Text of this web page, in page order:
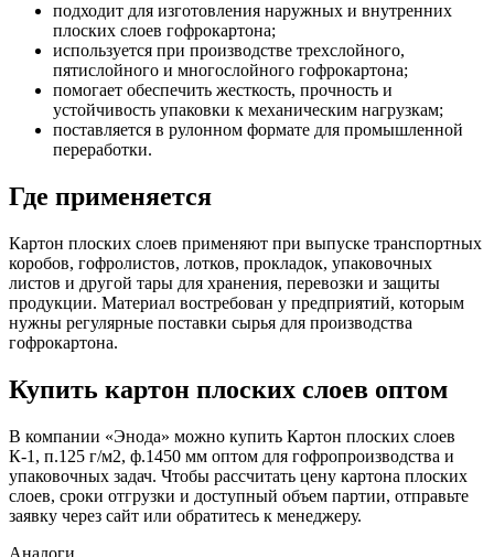
подходит для изготовления наружных и внутренних
плоских слоев гофрокартона;
используется при производстве трехслойного,
пятислойного и многослойного гофрокартона;
помогает обеспечить жесткость, прочность и
устойчивость упаковки к механическим нагрузкам;
поставляется в рулонном формате для промышленной
переработки.
Где применяется
Картон плоских слоев применяют при выпуске транспортных
коробов, гофролистов, лотков, прокладок, упаковочных
листов и другой тары для хранения, перевозки и защиты
продукции. Материал востребован у предприятий, которым
нужны регулярные поставки сырья для производства
гофрокартона.
Купить картон плоских слоев оптом
В компании «Энода» можно купить Картон плоских слоев
К-1, п.125 г/м2, ф.1450 мм оптом для гофропроизводства и
упаковочных задач. Чтобы рассчитать цену картона плоских
слоев, сроки отгрузки и доступный объем партии, отправьте
заявку через сайт или обратитесь к менеджеру.
Аналоги